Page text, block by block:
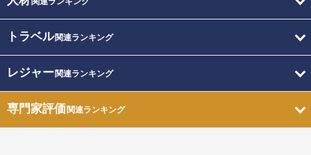
トラベル関連ランキング
レジャー関連ランキング
専門家評価関連ランキング